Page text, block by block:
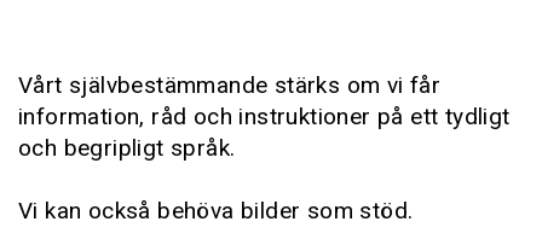
Vårt självbestämmande stärks om vi får
information, råd och instruktioner på ett tydligt
och begripligt språk.
Vi kan också behöva bilder som stöd.